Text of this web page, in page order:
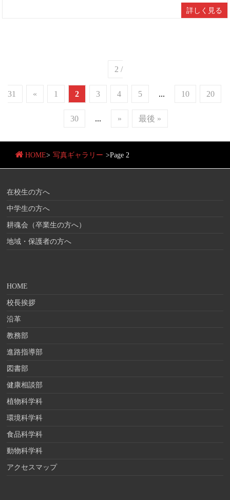
詳しく見る
2 /
31 « 1 2 3 4 5 ... 10 20
30 ... » 最後 »
HOME> 写真ギャラリー >Page 2
在校生の方へ
中学生の方へ
耕魂会（卒業生の方へ）
地域・保護者の方へ
HOME
校長挨拶
沿革
教務部
進路指導部
図書部
健康相談部
植物科学科
環境科学科
食品科学科
動物科学科
アクセスマップ